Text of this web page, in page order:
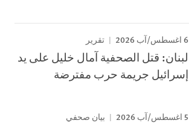
6 اغسطس/آب 2026 تقرير
لبنان: قتل الصحفية آمال خليل على يد
إسرائيل جريمة حرب مفترضة
5 اغسطس/آب 2026 بيان صحفي